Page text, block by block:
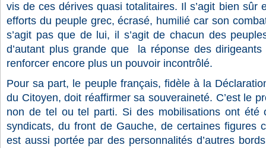
vis de ces dérives quasi totalitaires. Il s’agit bien sûr
efforts du peuple grec, écrasé, humilié car son
s’agit pas que de lui, il s’agit de chacun des
d’autant plus grande que la réponse des
renforcer encore plus un pouvoir incontrôlé.
Pour sa part, le peuple français, fidèle à la
du Citoyen, doit réaffirmer sa souveraineté. C’est le
non de tel ou tel parti. Si des mobilisations ont été
syndicats, du front de Gauche, de certaines figures
est aussi portée par des personnalités d’autres